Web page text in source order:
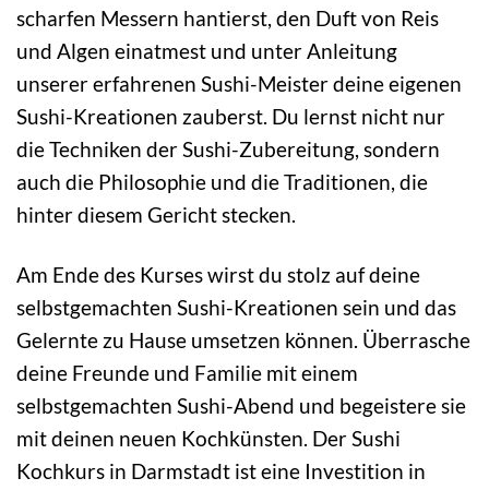
scharfen Messern hantierst, den Duft von Reis
und Algen einatmest und unter Anleitung
unserer erfahrenen Sushi-Meister deine eigenen
Sushi-Kreationen zauberst. Du lernst nicht nur
die Techniken der Sushi-Zubereitung, sondern
auch die Philosophie und die Traditionen, die
hinter diesem Gericht stecken.
Am Ende des Kurses wirst du stolz auf deine
selbstgemachten Sushi-Kreationen sein und das
Gelernte zu Hause umsetzen können. Überrasche
deine Freunde und Familie mit einem
selbstgemachten Sushi-Abend und begeistere sie
mit deinen neuen Kochkünsten. Der Sushi
Kochkurs in Darmstadt ist eine Investition in